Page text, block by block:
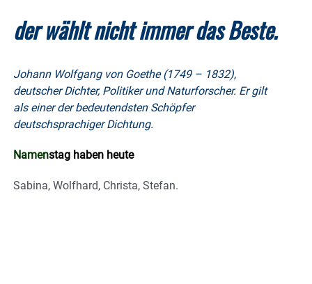
der wählt nicht immer das Beste.
Johann Wolfgang von Goethe (1749 – 1832),
deutscher Dichter, Politiker und Naturforscher. Er gilt
als einer der bedeutendsten Schöpfer
deutschsprachiger Dichtung.
Namenstag haben heute
Sabina, Wolfhard, Christa, Stefan.